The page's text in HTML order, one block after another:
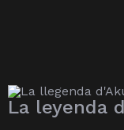
La leyenda